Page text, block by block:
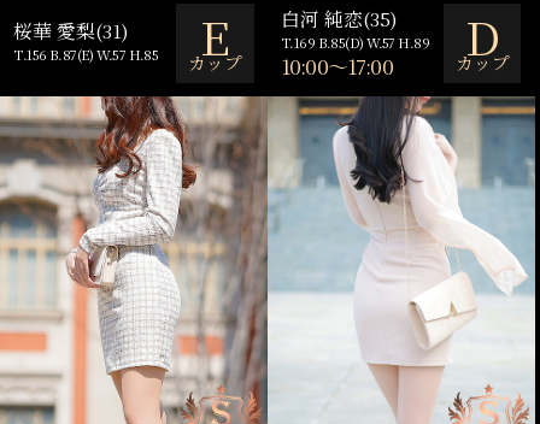
桜華 愛梨(31)
T.156 B.87(E) W.57 H.85 E
カップ
白河 純恋(35)
T.169 B.85(D) W.57 H.89
10:00～17:00 D
カップ